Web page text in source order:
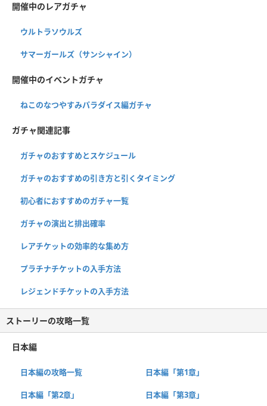
開催中のレアガチャ
ウルトラソウルズ
サマーガールズ（サンシャイン）
開催中のイベントガチャ
ねこのなつやすみパラダイス編ガチャ
ガチャ関連記事
ガチャのおすすめとスケジュール
ガチャのおすすめの引き方と引くタイミング
初心者におすすめのガチャ一覧
ガチャの演出と排出確率
レアチケットの効率的な集め方
プラチナチケットの入手方法
レジェンドチケットの入手方法
ストーリーの攻略一覧
日本編
日本編の攻略一覧 日本編「第1章」
日本編「第2章」 日本編「第3章」